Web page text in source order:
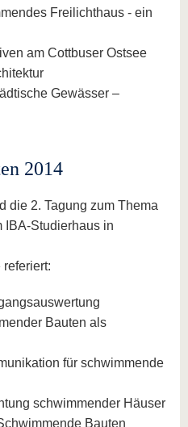
Freilichthaus - ein
am Cottbuser Ostsee
Gewässer –
2014
die 2. Tagung zum Thema
IBA-Studierhaus in
Bauten als
für schwimmende
schwimmender Häuser
Bauten